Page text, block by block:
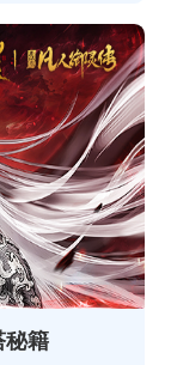
秘籍